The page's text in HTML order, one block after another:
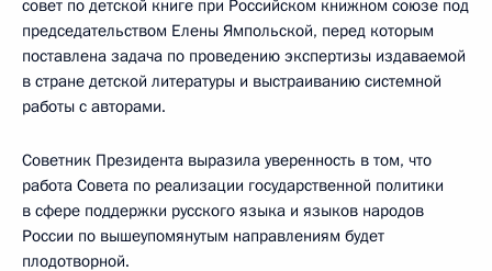
совет по детской книге при Российском книжном союзе под
председательством Елены Ямпольской, перед которым
поставлена задача по проведению экспертизы издаваемой
в стране детской литературы и выстраиванию системной
работы с авторами.
Советник Президента выразила уверенность в том, что
работа Совета по реализации государственной политики
в сфере поддержки русского языка и языков народов
России по вышеупомянутым направлениям будет
плодотворной.